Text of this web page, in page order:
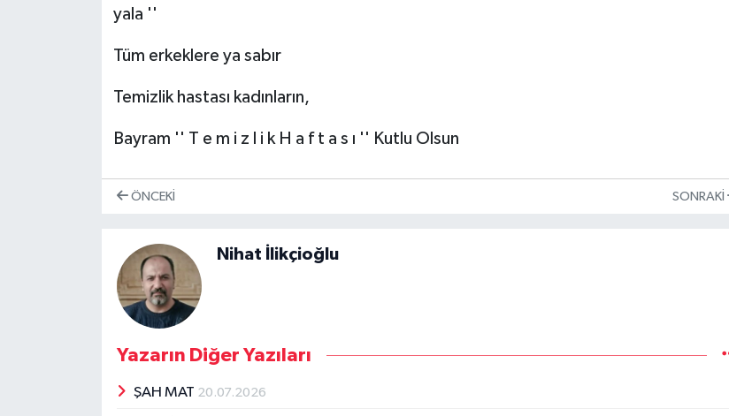
yala ''
Tüm erkeklere ya sabır
Temizlik hastası kadınların,
Bayram '' T e m i z l i k H a f t a s ı '' Kutlu Olsun
ÖNCEKI SONRAKI
Nihat İlikçioğlu
Yazarın Diğer Yazıları
ŞAH MAT 20.07.2026